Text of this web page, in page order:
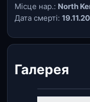
Місце нар.: North
Дата смерті:
Галерея